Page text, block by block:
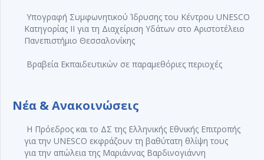
Υπογραφή Συμφωνητικού Ίδρυσης του Κέντρου UNESCO
Κατηγορίας ΙΙ για τη Διαχείριση Υδάτων στο Αριστοτέλειο
Πανεπιστήμιο Θεσσαλονίκης
Βραβεία Εκπαιδευτικών σε παραμεθόριες περιοχές
Νέα & Ανακοινώσεις
Η Πρόεδρος και το ΔΣ της Ελληνικής Εθνικής Επιτροπής
για την UNESCO εκφράζουν τη βαθύτατη θλίψη τους
για την απώλεια της Μαριάννας Βαρδινογιάννη